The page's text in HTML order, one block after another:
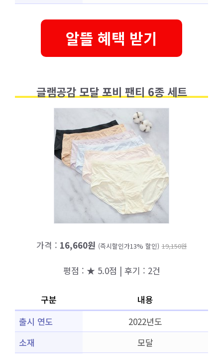
알뜰 혜택 받기
글램공감 모달 포비 팬티 6종 세트
가격 : 16,660원 (즉시할인가13% 할인) 19,150원
평점 : ★ 5.0점 | 후기 : 2건
구분
내용
출시 연도
2022년도
소재
모달